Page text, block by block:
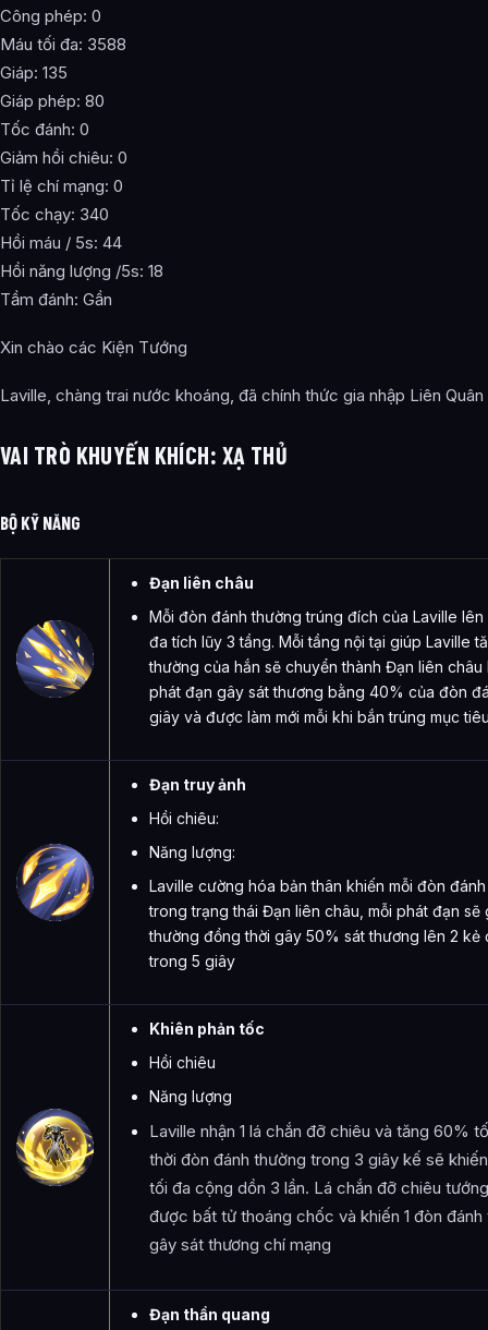
Công phép: 0
Máu tối đa: 3588
Giáp: 135
Giáp phép: 80
Tốc đánh: 0
Giảm hồi chiêu: 0
Tỉ lệ chí mạng: 0
Tốc chạy: 340
Hồi máu / 5s: 44
Hồi năng lượng /5s: 18
Tầm đánh: Gần
Xin chào các Kiện Tướng
Laville, chàng trai nước khoáng, đã chính thức gia nhập Liên
VAI TRÒ KHUYẾN KHÍCH: XẠ THỦ
BỘ KỸ NĂNG
Đạn liên châu
Mỗi đòn đánh thường trúng đích của Laville
đa tích lũy 3 tầng. Mỗi tầng nội tại giúp Laville
thường của hắn sẽ chuyển thành Đạn liên
phát đạn gây sát thương bằng 40% của đòn
giây và được làm mới mỗi khi bắn trúng mục
Đạn truy ảnh
Hồi chiêu:
Năng lượng:
Laville cường hóa bản thân khiến mỗi đòn
trong trạng thái Đạn liên châu, mỗi phát đạn
thường đồng thời gây 50% sát thương lên 2
trong 5 giây
Khiên phản tốc
Hồi chiêu
Năng lượng
Laville nhận 1 lá chắn đỡ chiêu và tăng 60%
thời đòn đánh thường trong 3 giây kế sẽ
tối đa cộng dồn 3 lần. Lá chắn đỡ chiêu
được bất tử thoáng chốc và khiến 1 đòn
gây sát thương chí mạng
Đạn thần quang